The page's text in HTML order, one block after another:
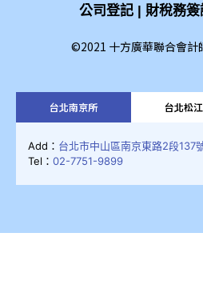
公司登記 | 財稅務
©2021 十方廣華聯合會計
台北南京所 台北松
Add： 台北市中山區南京東路2段137
Tel： 02-7751-9899